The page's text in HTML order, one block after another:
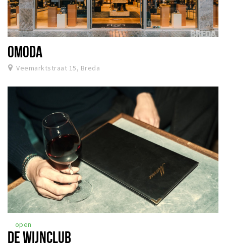
OMODA
Veemarktstraat 15, Breda
open
DE WIJNCLUB